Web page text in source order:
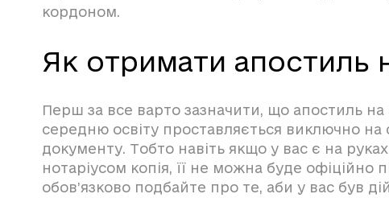
кордоном.
Як отримати апостиль
Перш за все варто зазначити, що апостиль на
середню освіту проставляється виключно на
документу. Тобто навіть якщо у вас є на руках
нотаріусом копія, її не можна буде офіційно
обов’язково подбайте про те, аби у вас був